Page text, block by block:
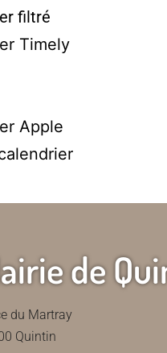
filtré
Timely
Apple
de
du Martray
Quintin